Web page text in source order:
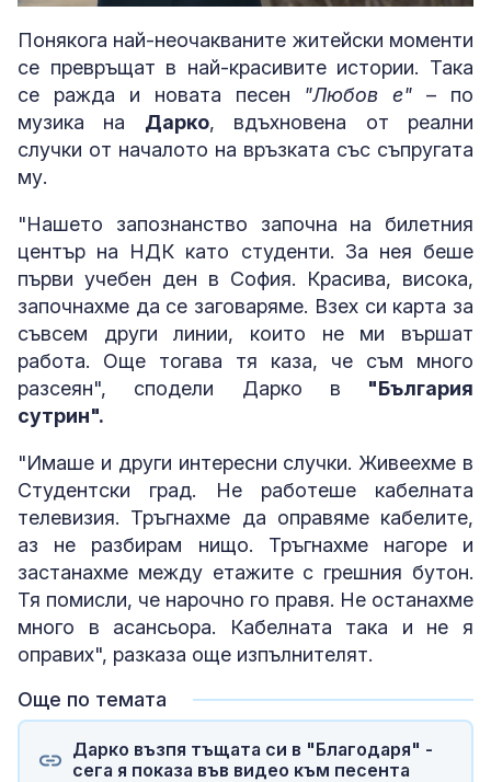
Понякога най-неочакваните житейски моменти
се превръщат в най-красивите истории. Така
се ражда и новата песен "Любов е"– по
музика на Дарко, вдъхновена от реални
случки от началото на връзката със съпругата
му.
"Нашето запознанство започна на билетния
център на НДК като студенти. За нея беше
първи учебен ден в София. Красива, висока,
започнахме да се заговаряме. Взех си карта за
съвсем други линии, които не ми вършат
работа. Още тогава тя каза, че съм много
разсеян", сподели Дарко в "България
сутрин".
"Имаше и други интересни случки. Живеехме в
Студентски град. Не работеше кабелната
телевизия. Тръгнахме да оправяме кабелите,
аз не разбирам нищо. Тръгнахме нагоре и
застанахме между етажите с грешния бутон.
Тя помисли, че нарочно го правя. Не останахме
много в асансьора. Кабелната така и не я
оправих", разказа още изпълнителят.
Още по темата
Дарко възпя тъщата си в "Благодаря" -
сега я показа във видео към песента